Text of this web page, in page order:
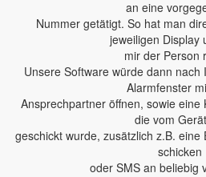
an eine
Nummer getätigt. So hat man
jeweiligen Display
mir der Person
Unsere Software würde dann
Alarmfenster
Ansprechpartner öffnen, sowie eine
die vom
geschickt wurde, zusätzlich z.B.
schicken
oder SMS an beliebig